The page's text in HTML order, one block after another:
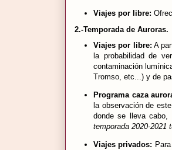
Viajes por libre:
2.-Temporada de Auroras.
Viajes por libre: A
la probabilidad de
contaminación
Tromso, etc...) y de
Programa caza
la observación de
donde se lleva
temporada 2020-2021
Viajes privados: